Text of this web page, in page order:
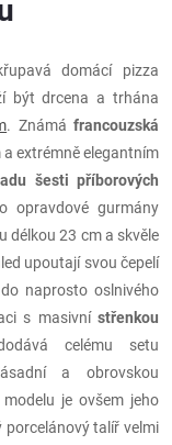
domácí pizza
být drcena a trhána
. Známáfrancouzská
extrémně elegantním
šesti příborových
opravdové gurmány
délkou 23 cm a skvěle
upoutají svou čepelí
naprosto oslnivého
s masivní střenkou
celému setu
a obrovskou
je ovšem jeho
porcelánový talíř velmi